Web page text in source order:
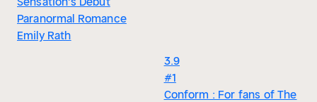
Paranormal Romance
Emily Rath
3.9
#1
Conform : For fans of The